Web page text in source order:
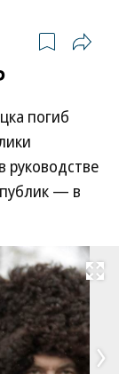
погиб
руководстве
— в
Развернуть